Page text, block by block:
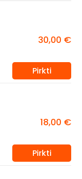
30,00 €
Pirkti
18,00 €
Pirkti